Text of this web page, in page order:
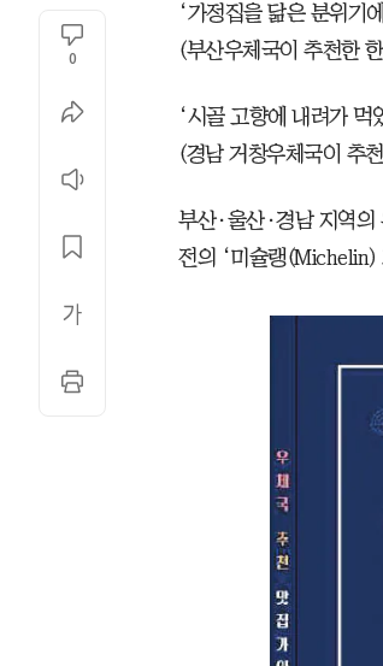
0
‘가정집을 닮은 분위기
(부산우체국이 추천한
‘시골 고향에 내려가 먹
(경남 거창우체국이 추
부산·울산·경남 지역의
전의 ‘미슐랭(Michelin)